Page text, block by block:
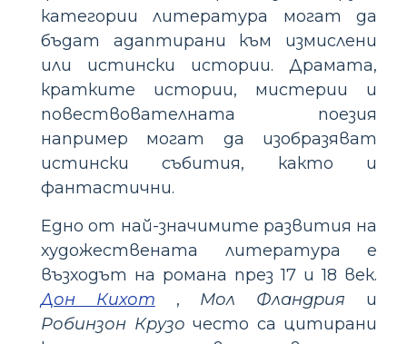
категории литература могат да
бъдат адаптирани към измислени
или истински истории. Драмата,
кратките истории, мистерии и
повествователната поезия
например могат да изобразяват
истински събития, както и
фантастични.
Едно от най-значимите развития на
художествената литература е
възходът на романа през 17 и 18 век.
Дон Кихот , Мол Фландрия и
Робинзон Крузо често са цитирани